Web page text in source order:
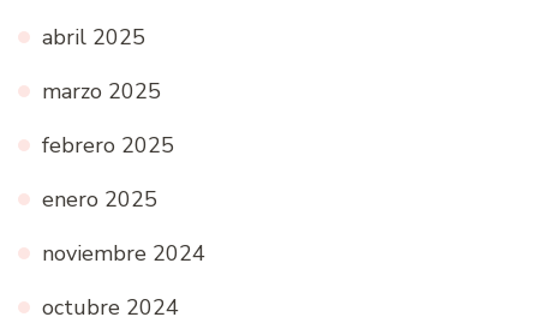
abril 2025
marzo 2025
febrero 2025
enero 2025
noviembre 2024
octubre 2024